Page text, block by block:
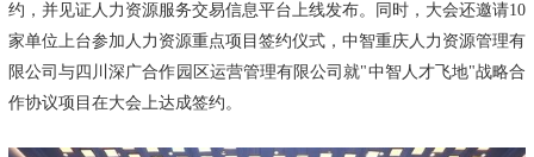
约，并见证人力资源服务交易信息平台上线发布。同时，大会还邀请10
家单位上台参加人力资源重点项目签约仪式，中智重庆人力资源管理有
限公司与四川深广合作园区运营管理有限公司就"中智人才飞地"战略合
作协议项目在大会上达成签约。